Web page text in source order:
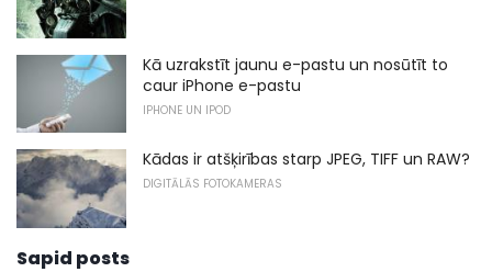
Kā uzrakstīt jaunu e-pastu un nosūtīt to
caur iPhone e-pastu
IPHONE UN IPOD
Kādas ir atšķirības starp JPEG, TIFF un RAW?
DIGITĀLĀS FOTOKAMERAS
Sapid posts